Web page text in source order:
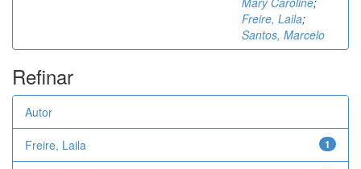
Freire, Laila;
Santos, Marcelo
Refinar
Autor
1
Freire, Laila